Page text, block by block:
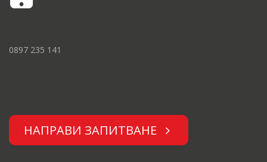
0897 235 141
НАПРАВИ ЗАПИТВАНЕ